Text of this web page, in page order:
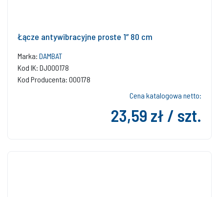
Łącze antywibracyjne proste 1” 80 cm
Marka: DAMBAT
Kod IK: DJ000178
Kod Producenta: 000178
Cena katalogowa netto:
23,59 zł / szt.